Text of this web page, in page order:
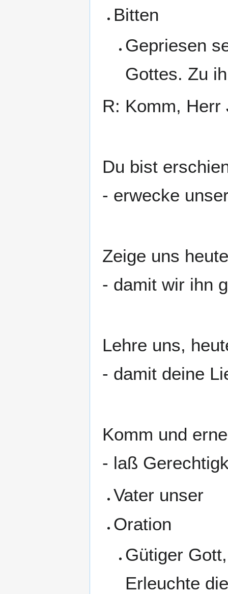
Bitten
Gepriesen
Gottes. Zu
R: Komm, Herr
Du bist
- erwecke
Zeige uns
- damit wir ihn
Lehre uns,
- damit deine
Komm und
- laß
Vater unser
Oration
Gütiger
Erleuchte